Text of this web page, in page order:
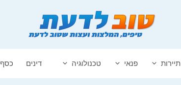
תיירות פנאי טכנולוגיה דינים כסף